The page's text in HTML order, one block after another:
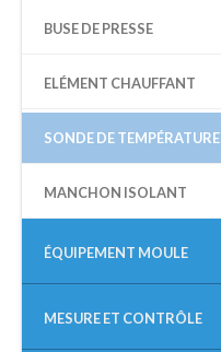
BUSE DE PRESSE
ELÉMENT CHAUFFANT
SONDE DE TEMPÉRATURE
MANCHON ISOLANT
ÉQUIPEMENT MOULE
MESURE ET CONTRÔLE